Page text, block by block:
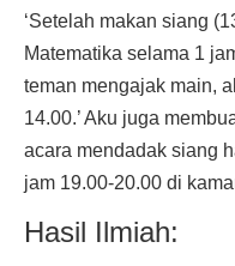
‘Setelah makan siang
Matematika selama 1
teman mengajak main,
14.00.’ Aku juga
acara mendadak siang
jam 19.00-20.00 di
Hasil Ilmiah: